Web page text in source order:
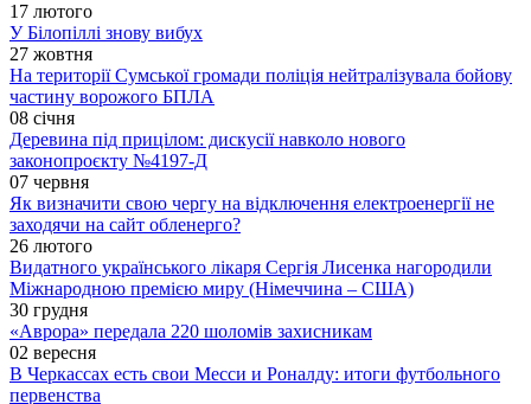
17 лютого
У Білопіллі знову вибух
27 жовтня
На території Сумської громади поліція нейтралізувала бойову
частину ворожого БПЛА
08 січня
Деревина під прицілом: дискусії навколо нового
законопроєкту №4197-Д
07 червня
Як визначити свою чергу на відключення електроенергії не
заходячи на сайт обленерго?
26 лютого
Видатного українського лікаря Сергія Лисенка нагородили
Міжнародною премією миру (Німеччина – США)
30 грудня
«Аврора» передала 220 шоломів захисникам
02 вересня
В Черкассах есть свои Месси и Роналду: итоги футбольного
первенства